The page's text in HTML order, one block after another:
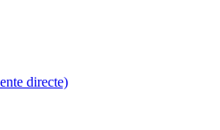
directe)